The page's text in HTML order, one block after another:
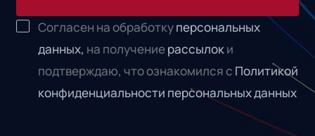
Согласен на обработкуперсональных
данных, на получениерассылоки
подтверждаю, что ознакомился с Политикой
конфиденциальности персональных данных